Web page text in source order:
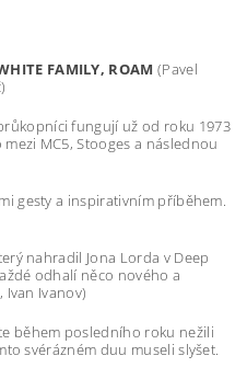
FAMILY, ROAM(Pavel
fungují už od roku 1973
MC5, Stooges a následnou
gesty a inspirativním příběhem.
nahradil Jona Lorda v Deep
odhalí něco nového a
Ivan Ivanov)
během posledního roku nežili
svérázném duu museli slyšet.